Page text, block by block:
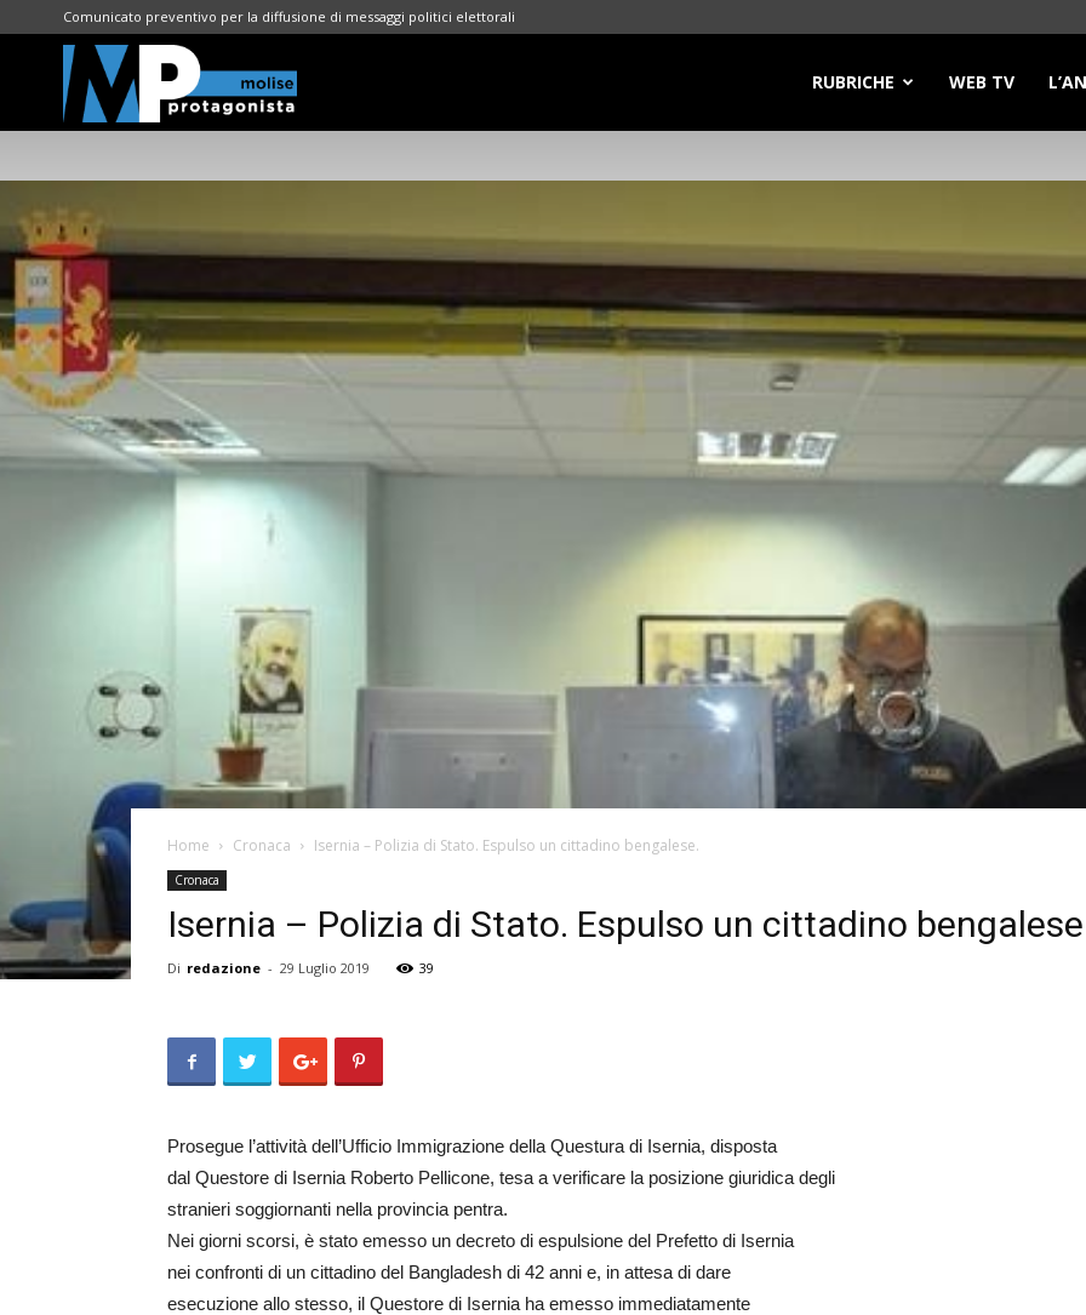
Comunicato preventivo per la diffusione di messaggi politici elettorali
Protagonista
RUBRICHE WEB TV
Home Cronaca Isernia – Polizia di Stato. Espulso un cittadino bengalese.
Cronaca
Isernia – Polizia di Stato. Espulso un cittadino
Di redazione - 29 Luglio 2019 39
Prosegue l’attività dell’Ufficio Immigrazione della Questura di Isernia, disposta
dal Questore di Isernia Roberto Pellicone, tesa a verificare la posizione giuridica degli
stranieri soggiornanti nella provincia pentra.
Nei giorni scorsi, è stato emesso un decreto di espulsione del Prefetto di Isernia
nei confronti di un cittadino del Bangladesh di 42 anni e, in attesa di dare
esecuzione allo stesso, il Questore di Isernia ha emesso immediatamente